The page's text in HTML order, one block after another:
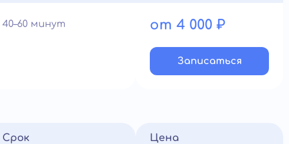
40–60 минут от 4 000 ₽
Записатьcя
Срок Цена